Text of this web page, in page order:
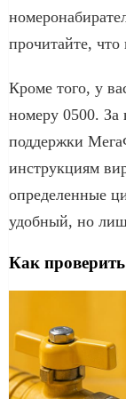
прочитайте,
Кроме того, у
номеру 0500. За
поддержки
инструкциям
определенные
удобный, но
Как